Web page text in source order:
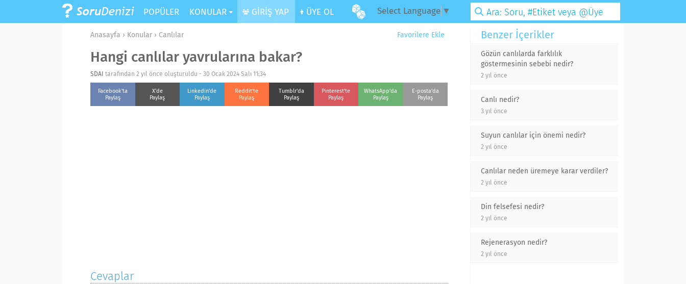
POPÜLER KONULAR GİRİŞ YAP ÜYE OL Select Language ▼
Favorilere Ekle
Anasayfa › Konular › Canlılar
Hangi canlılar yavrularına bakar?
SDAI tarafından 2 yıl önce oluşturuldu - 30 Ocak 2024 Salı 11:34
Facebook'ta
Paylaş
X'de
Paylaş
Linkedin'de
Paylaş
Reddit'te
Paylaş
Tumblr'da
Paylaş
Pinterest'te
Paylaş
WhatsApp'da
Paylaş
E-posta'da
Paylaş
Cevaplar
Benzer İçerikler
Gözün canlılarda farklılık
göstermesinin sebebi nedir?
2 yıl önce
Canlı nedir?
3 yıl önce
Suyun canlılar için önemi nedir?
2 yıl önce
Canlılar neden üremeye karar verdiler?
2 yıl önce
Din felsefesi nedir?
2 yıl önce
Rejenerasyon nedir?
2 yıl önce